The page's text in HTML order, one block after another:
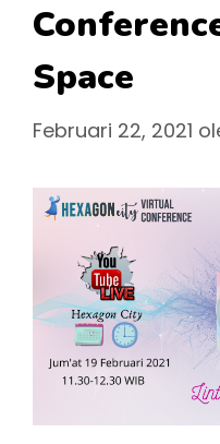
Space
Februari 22, 2021